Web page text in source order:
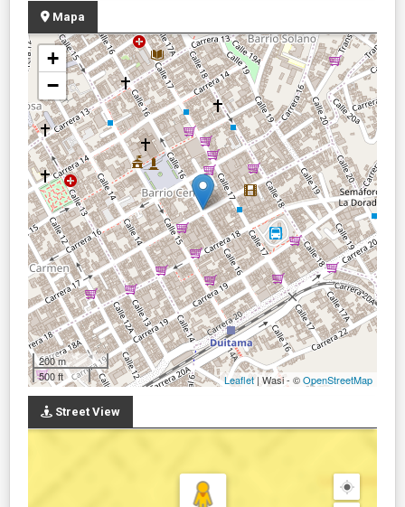
Mapa
+
−
200 m
500 ft
Leaflet | Wasi - ©OpenStreetMap
Street View